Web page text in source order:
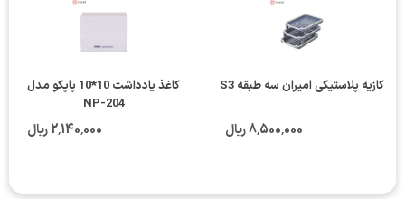
کازیه پلاستیکی امیران سه طبقه S3
8٬500٬000 ریال
کاغذ یادداشت 10*10 پاپکو مدل
NP-204
2٬140٬000 ریال